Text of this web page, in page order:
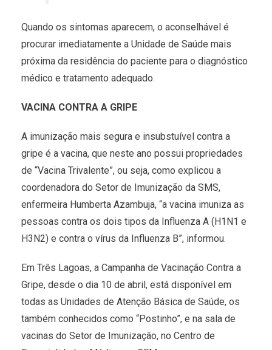
Quando os sintomas aparecem, o aconselhável é
procurar imediatamente a Unidade de Saúde mais
próxima da residência do paciente para o diagnóstico
médico e tratamento adequado.
VACINA CONTRA A GRIPE
A imunização mais segura e insubstuível contra a
gripe é a vacina, que neste ano possui propriedades
de “Vacina Trivalente”, ou seja, como explicou a
coordenadora do Setor de Imunização da SMS,
enfermeira Humberta Azambuja, “a vacina imuniza as
pessoas contra os dois tipos da Influenza A (H1N1 e
H3N2) e contra o vírus da Influenza B”, informou.
Em Três Lagoas, a Campanha de Vacinação Contra a
Gripe, desde o dia 10 de abril, está disponível em
todas as Unidades de Atenção Básica de Saúde, os
também conhecidos como “Postinho”, e na sala de
vacinas do Setor de Imunização, no Centro de